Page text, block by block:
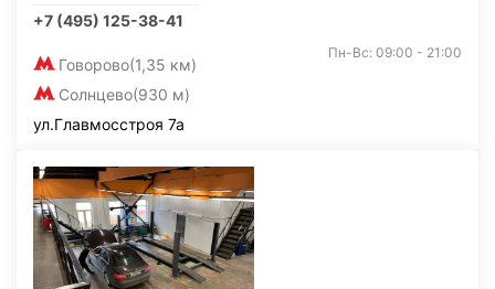
+7 (495) 125-38-41
Говорово(1,35 км)
Солнцево(930 м)
Пн-Вс: 09:00 - 21:00
ул.Главмосстроя 7а